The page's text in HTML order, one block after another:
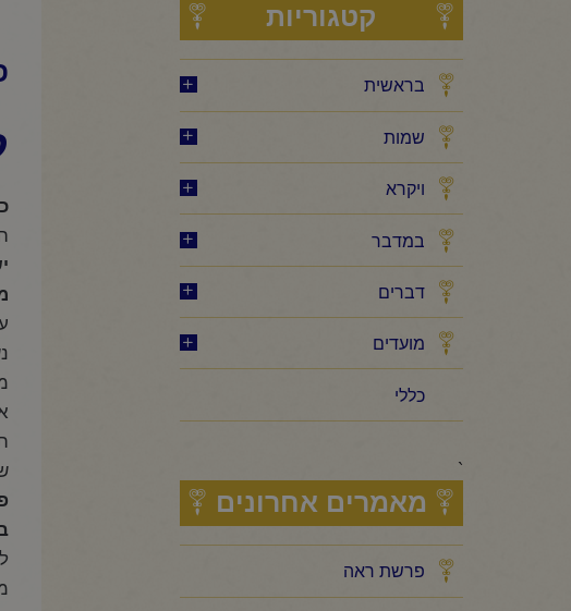
קטגוריות
בראשית
שמות
ויקרא
במדבר
דברים
מועדים
כללי
`
מאמרים אחרונים
פרשת ראה